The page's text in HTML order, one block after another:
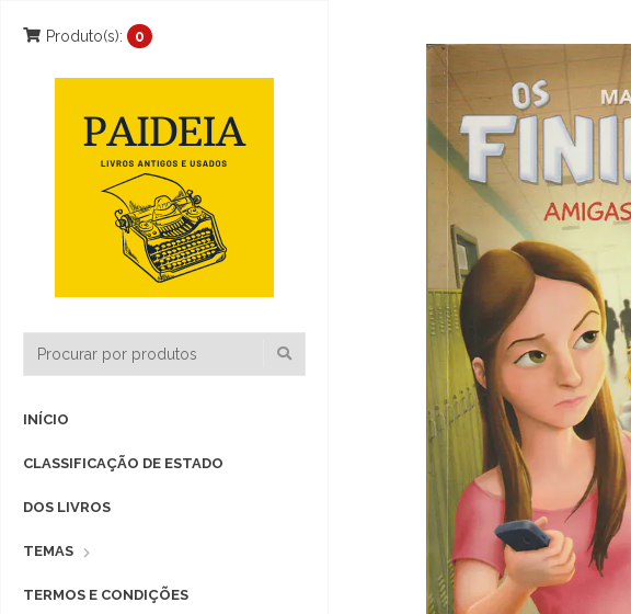
Produto(s): 0
INÍCIO
CLASSIFICAÇÃO DE ESTADO
DOS LIVROS
TEMAS
TERMOS E CONDIÇÕES